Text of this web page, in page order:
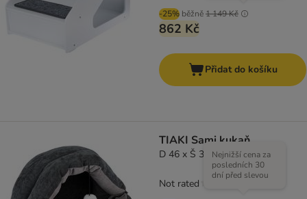
-25% běžně1 149 Kč
862 Kč
Přidat do košíku
TIAKI Sami kukaň
D 46 x Š 38 x V 38 cm
Nejnižší cena za
posledních 30
dní před slevou
Not rated